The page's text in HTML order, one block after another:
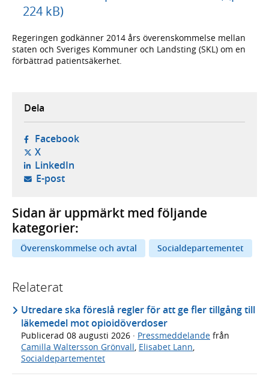
224 kB)
Regeringen godkänner 2014 års överenskommelse mellan
staten och Sveriges Kommuner och Landsting (SKL) om en
förbättrad patientsäkerhet.
Dela
Facebook- öppnas i ny flik, extern webbplats,
X- öppnas i ny flik, extern webbplats,
LinkedIn- öppnas i ny flik, extern webbplats,
E-post- öppnar din e-postklient,
Sidan är uppmärkt med följande
kategorier:
Överenskommelse och avtal Socialdepartementet
Relaterat
Utredare ska föreslå regler för att ge fler tillgång till
läkemedel mot opioidöverdoser
Publicerad 08 augusti 2026 · Pressmeddelande från
Camilla Waltersson Grönvall, Elisabet Lann,
Socialdepartementet